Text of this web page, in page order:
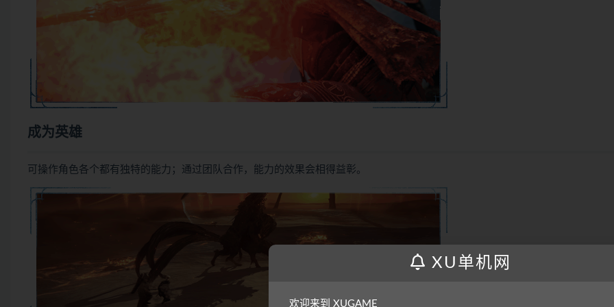
成为英雄
可操作角色各个都有独特的能力；通过团队合作，能力的效果会相得益彰。
XU单机网
欢迎来到 XUGAME